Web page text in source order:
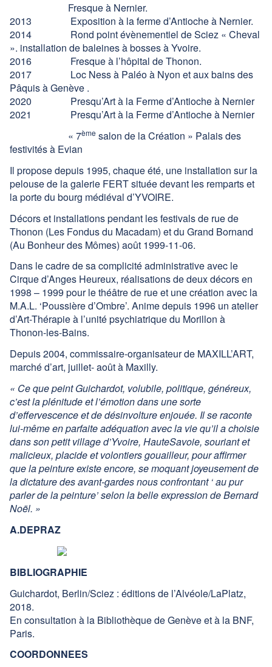
Fresque à Nernier.
2013 Exposition à la ferme d’Antioche à Nernier.
2014 Rond point évènementiel de Sciez « Cheval
». installation de baleines à bosses à Yvoire.
2016 Fresque à l’hôpital de Thonon.
2017 Loc Ness à Paléo à Nyon et aux bains des
Pâquis à Genève .
2020 Presqu’Art à la Ferme d’Antioche à Nernier
2021 Presqu’Art à la Ferme d’Antioche à Nernier
« 7ème salon de la Création » Palais des
festivités à Evian
Il propose depuis 1995, chaque été, une installation sur la
pelouse de la galerie FERT située devant les remparts et
la porte du bourg médiéval d’YVOIRE.
Décors et installations pendant les festivals de rue de
Thonon (Les Fondus du Macadam) et du Grand Bornand
(Au Bonheur des Mômes) août 1999-11-06.
Dans le cadre de sa complicité administrative avec le
Cirque d’Anges Heureux, réalisations de deux décors en
1998 – 1999 pour le théâtre de rue et une création avec la
M.A.L. ‘Poussière d’Ombre’. Anime depuis 1996 un atelier
d’Art-Thérapie à l’unité psychiatrique du Morillon à
Thonon-les-Bains.
Depuis 2004, commissaire-organisateur de MAXILL’ART,
marché d’art, juillet- août à Maxilly.
« Ce que peint Guichardot, volubile, politique, généreux,
c’est la plénitude et l’émotion dans une sorte
d’effervescence et de désinvolture enjouée. Il se raconte
lui-même en parfaite adéquation avec la vie qu’il a choisie
dans son petit village d’Yvoire, HauteSavoie, souriant et
malicieux, placide et volontiers gouailleur, pour affirmer
que la peinture existe encore, se moquant joyeusement de
la dictature des avant-gardes nous confrontant ‘ au pur
parler de la peinture’ selon la belle expression de Bernard
Noël. »
A.DEPRAZ
BIBLIOGRAPHIE
Guichardot, Berlin/Sciez : éditions de l’Alvéole/LaPlatz,
2018.
En consultation à la Bibliothèque de Genève et à la BNF,
Paris.
COORDONNEES